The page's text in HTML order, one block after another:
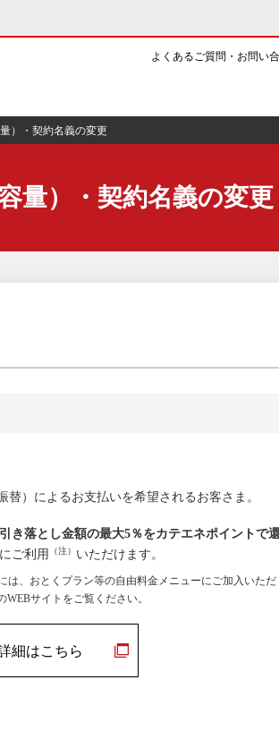
企業情報
よくあるご質問・お問い
）・契約名義の変更
量）・契約名義の変更
）によるお支払いを希望されるお客さま。
き落とし金額の最大5％をカテエネポイントで
ご利用
（注） いただけます。
は、おとくプラン等の自由料金メニューにご加入いただ
サイトをご覧ください。
細はこちら